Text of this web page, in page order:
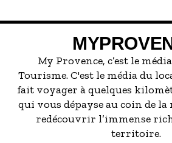
servir la meilleure...
My Provence, c’est le
Tourisme. C'est le média du
fait voyager à quelques
qui vous dépayse au coin de
redécouvrir l’immense
territoire.